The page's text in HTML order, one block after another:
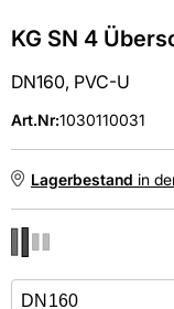
KG SN 4
DN160, PVC-U
Art.Nr:1030110031
Lagerbestand in
Online kaufen &